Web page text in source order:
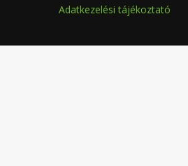
Adatkezelési tájékoztató